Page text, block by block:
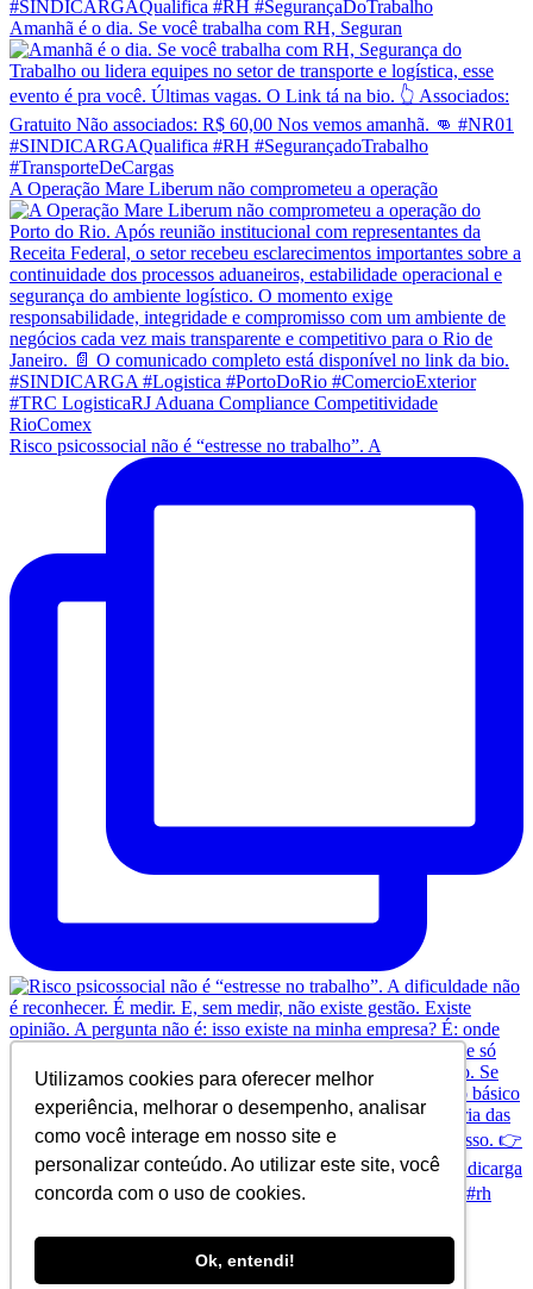
Utilizamos cookies para oferecer melhor
experiência, melhorar o desempenho, analisar
como você interage em nosso site e
personalizar conteúdo. Ao utilizar este site, você
concorda com o uso de cookies.
Ok, entendi!
Amanhã é o dia. Se você trabalha com RH, Seguran
A Operação Mare Liberum não comprometeu a operação
Risco psicossocial não é “estresse no trabalho”. A
© Copyright 2024 SINDICARGA